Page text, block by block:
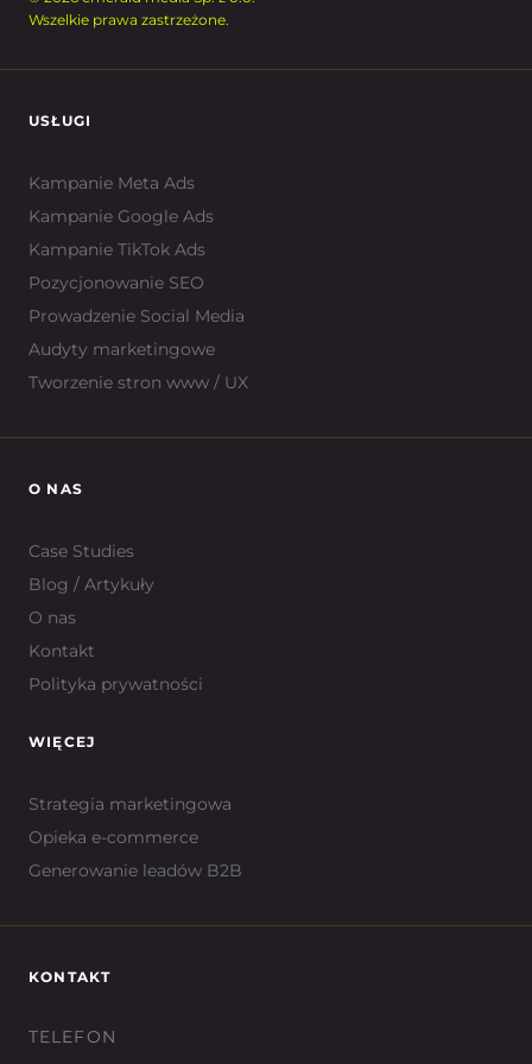
Wszelkie prawa zastrzeżone.
USŁUGI
Kampanie Meta Ads
Kampanie Google Ads
Kampanie TikTok Ads
Pozycjonowanie SEO
Prowadzenie Social Media
Audyty marketingowe
Tworzenie stron www / UX
O NAS
Case Studies
Blog / Artykuły
O nas
Kontakt
Polityka prywatności
WIĘCEJ
Strategia marketingowa
Opieka e-commerce
Generowanie leadów B2B
KONTAKT
TELEFON